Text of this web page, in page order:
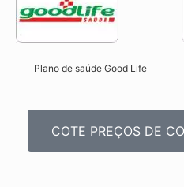
Plano de saúde Good Life
COTE PREÇOS DE